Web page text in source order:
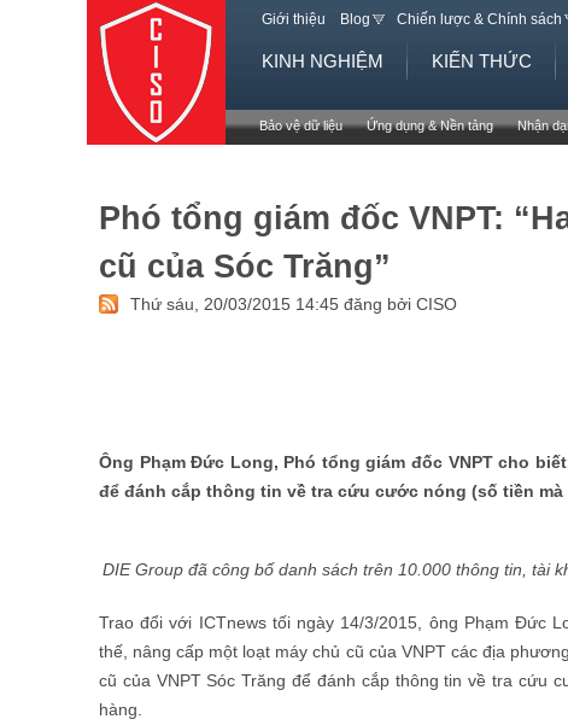
Giới thiệu Blog Chiến lược & Chính sách
KINH NGHIỆM KIẾN THỨC
Bảo vệ dữ liệu Ứng dụng & Nền tảng Nhận
Phó tổng giám đốc VNPT:
cũ của Sóc Trăng”
Thứ sáu, 20/03/2015 14:45 đăng bởi CISO
Ông Phạm Đức Long, Phó tổng giám đốc VNPT cho
để đánh cắp thông tin về tra cứu cước nóng (số tiền
DIE Group đã công bố danh sách trên 10.000 thông tin, tài
Trao đổi với ICTnews tối ngày 14/3/2015, ông Phạm Đức
thế, nâng cấp một loạt máy chủ cũ của VNPT các địa
cũ của VNPT Sóc Trăng để đánh cắp thông tin về tra cứu
hàng.